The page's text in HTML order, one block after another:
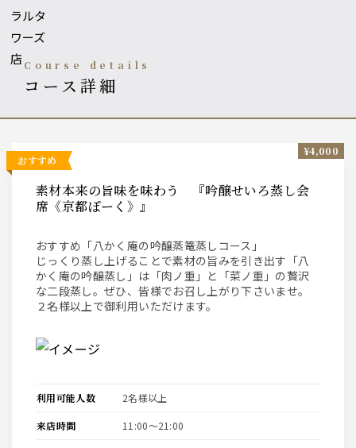
course details
コース詳細
おすすめ
素材本来の旨味を味わう 『吟醸せいろ蒸し会
席《京都ぽーく》』
おすすめ「八かく庵の吟醸蒸篭蒸しコース」
じっくり蒸し上げることで素材の旨みを引き出す「八
かく庵の吟醸蒸し」は「肉ノ重」と「菜ノ重」の贅沢
な二段蒸し。ぜひ、皆様でお召し上がり下さいませ。
２名様以上で御利用いただけます。
¥4,000
利用可能人数 2名様以上
来店時間 11:00〜21:00